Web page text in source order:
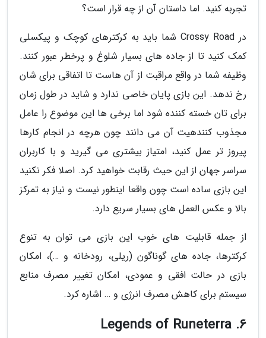
تجربه کنید. اما داستان آن از چه قرار است؟
در Crossy Road شما باید به کرکترهای کوچک و پیکسلی
کمک کنید تا از جاده های بسیار شلوغ و پرخطر عبور کنند.
وظیفه شما در واقع مراقبت از آن هاست تا اتفاقی برای شان
رخ ندهد. این بازی پایان خاصی ندارد و شاید در طول زمان
برای تان خسته کننده شود اما برخی ها این موضوع را عامل
مجذوب کنندهیت آن می دانند چون هرچه در انجام کارها
پیروز تر عمل کنید، امتیاز بیشتری می گیرید و با کاربران
سراسر جهان از این حیث رقابت خواهید کرد. اصلا فکر نکنید
این بازی ساده است چون واقعا اینطور نیست و نیاز به تمرکز
بالا و عکس العمل های بسیار سریع دارد.
از جمله قابلیت های خوب این بازی می توان به تنوع
کرکترها، جاده های گوناگون (ریلی، رودخانه و …)، امکان
بازی در حالت افقی و عمودی، امکان تغییر مصرف منابع
سیستم برای کاهش مصرف انرژی و … اشاره کرد.
6. Legends of Runeterra